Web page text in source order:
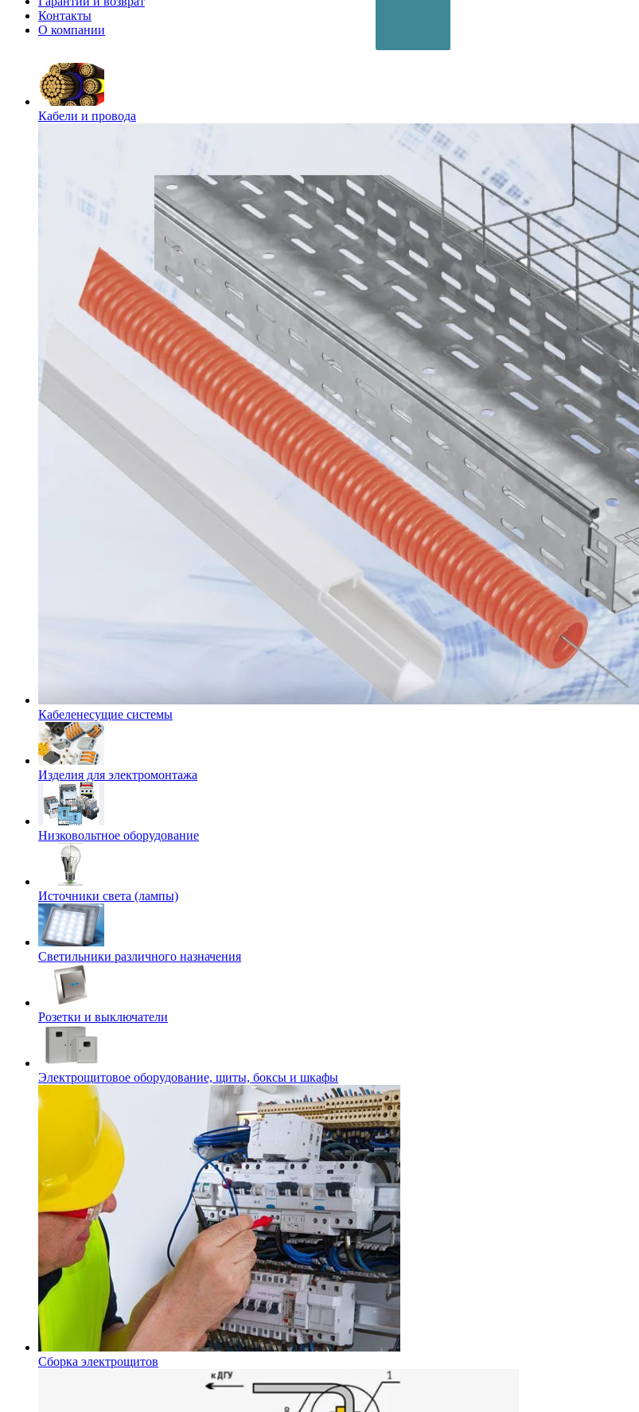
Контакты
О компании
Кабели и провода
Кабеленесущие системы
Изделия для электромонтажа
Низковольтное оборудование
Источники света (лампы)
Светильники различного назначения
Розетки и выключатели
Электрощитовое оборудование, щиты, боксы и шкафы
Сборка электрощитов